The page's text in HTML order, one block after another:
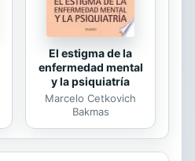
El estigma de la
enfermedad mental
y la psiquiatría
Marcelo Cetkovich
Bakmas